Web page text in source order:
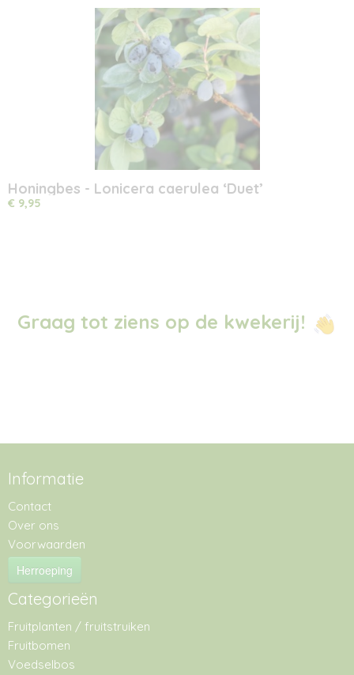
Honingbes - Lonicera caerulea ‘Duet’
€ 9,95
Graag tot ziens op de kwekerij!
Informatie
Contact
Over ons
Voorwaarden
Herroeping
Categorieën
Fruitplanten / fruitstruiken
Fruitbomen
Voedselbos